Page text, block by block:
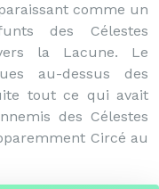
comme un
des Célestes
la Lacune. Le
au-dessus des
tout ce qui avait
des Célestes
Circé au